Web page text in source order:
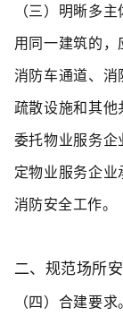
（三）明晰多
用同一建筑的
消防车通道、消
疏散设施和其
委托物业服务企
定物业服务企
消防安全工作。
二、规范场所
（四）合建要求